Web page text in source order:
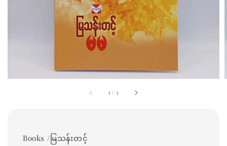
1 / 3
Books /မြသန်းတင့်